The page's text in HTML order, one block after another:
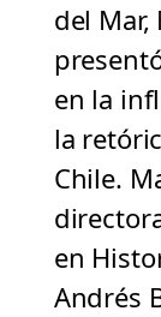
del
en la
la
Chile.
en
Andrés